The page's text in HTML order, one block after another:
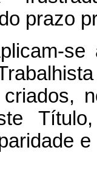
prazo
se